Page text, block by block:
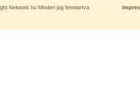
Network.hu Minden jog fenntartva.